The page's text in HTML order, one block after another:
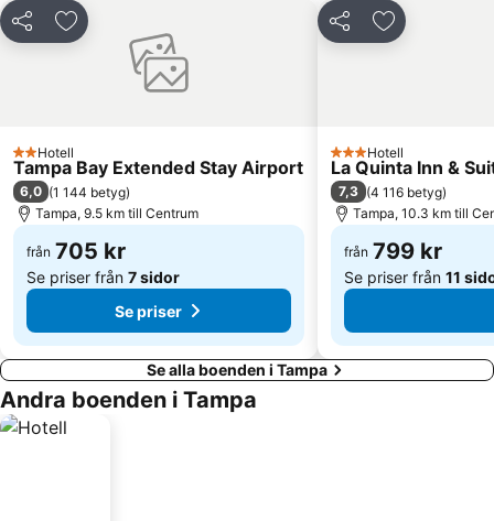
Dela Lägg till i Mina Favoriter
2 Stjärnor
Hotell
Tampa Bay Extended Stay Airport
6,0 (1 144 betyg)
Tampa, 9.5 km till Centrum
från 705 kr
Se priser från 7 sidor
Se priser
Dela Lägg till i
3 Stjärnor
Hotell
La Quinta Inn &
7,3 (4 116 betyg)
Tampa, 10.3 km till
från 799 kr
Se priser från 11
Se alla boenden i Tampa
Andra boenden i Tampa